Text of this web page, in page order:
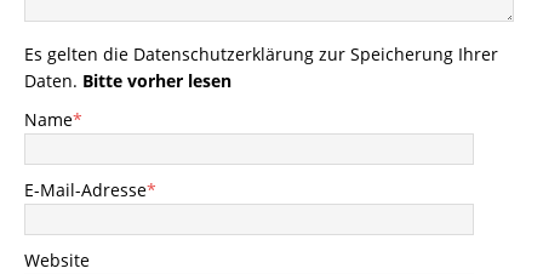
Es gelten die Datenschutzerklärung zur Speicherung Ihrer
Daten. Bitte vorher lesen
Name*
E-Mail-Adresse*
Website